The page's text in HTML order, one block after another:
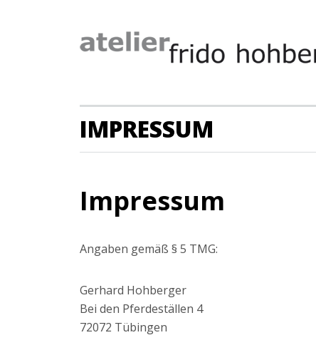
IMPRESSUM
Impressum
Angaben gemäß § 5 TMG:
Gerhard Hohberger
Bei den Pferdeställen 4
72072 Tübingen